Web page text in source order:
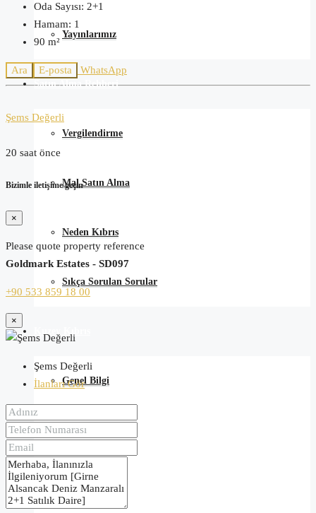
Yayınlarımız
Satın Alma Rehberi
Vergilendirme
Mal Satın Alma
Neden Kıbrıs
Sıkça Sorulan Sorular
Genel Bilgi
Ekonomi
Kültür
Oda Sayısı: 2+1
Hamam: 1
90 m²
Ara E-posta WhatsApp
Şems Değerli
20 saat önce
Bizimle iletişime geçin
×
Please quote property reference
Goldmark Estates - SD097
+90 533 859 18 00
×
Şems Değerli
İlanları Gör